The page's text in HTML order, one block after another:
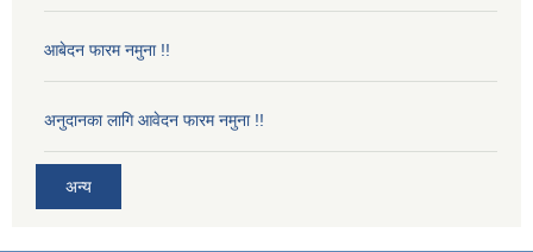
आबेदन फारम नमुना !!
अनुदानका लागि आवेदन फारम नमुना !!
अन्य